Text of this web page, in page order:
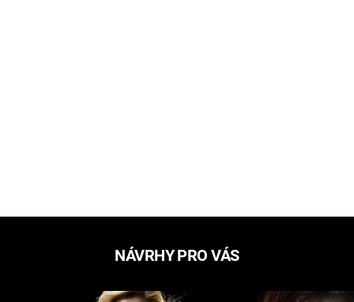
NÁVRHY PRO VÁS